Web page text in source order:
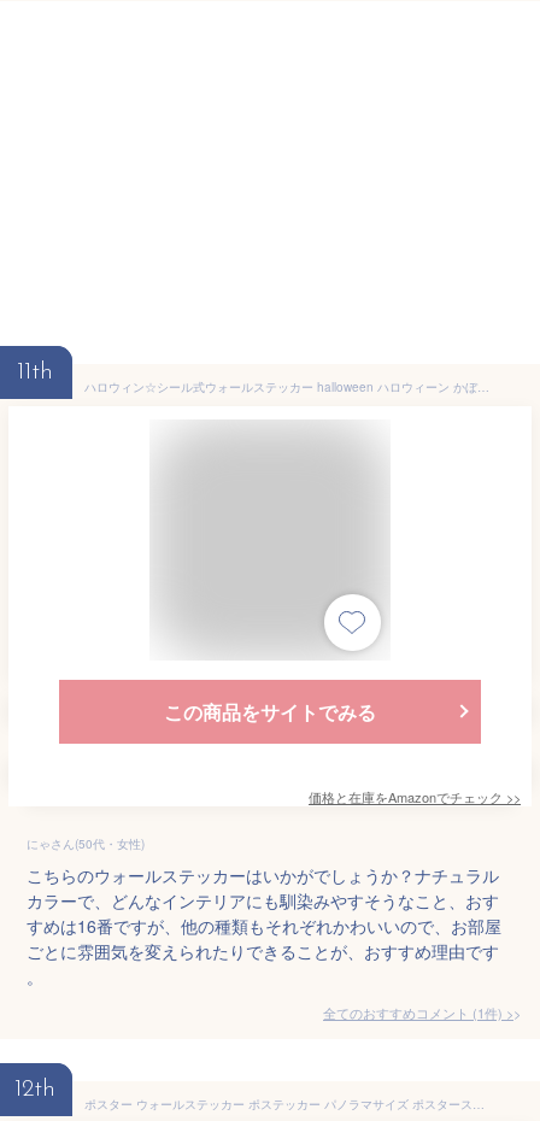
11th
ハロウィン☆シール式ウォールステッカー halloween ハロウィーン かぼちゃ おばけ ランタン パーティ 文字 魔女 かわいい おしゃれ 大人 trick or treat ハロウィーン お菓子 90×90cm 017409 Halloween ハロウィン ハロウィーン おばけ 手書き風 かわいい
この商品をサイトでみる
価格と在庫をAmazonでチェック >>
にゃさん(50代・女性)
こちらのウォールステッカーはいかがでしょうか？ナチュラル
カラーで、どんなインテリアにも馴染みやすそうなこと、おす
すめは16番ですが、他の種類もそれぞれかわいいので、お部屋
ごとに雰囲気を変えられたりできることが、おすすめ理由です
。
全てのおすすめコメント (1件) >
12th
ポスター ウォールステッカー ポステッカー パノラマサイズ ポスターステッカー シール式ステッカー 飾り 1152mm×576mm 写真 フォト 壁 インテリア おしゃれ 剥がせる wall sticker poster 012614 ハロウィン かぼちゃ おばけ